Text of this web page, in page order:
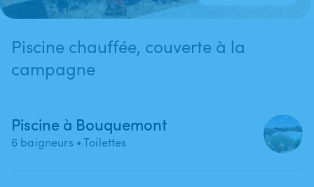
Piscine chauffée, couverte à la
campagne
Piscine à Bouquemont
6 baigneurs • Toilettes